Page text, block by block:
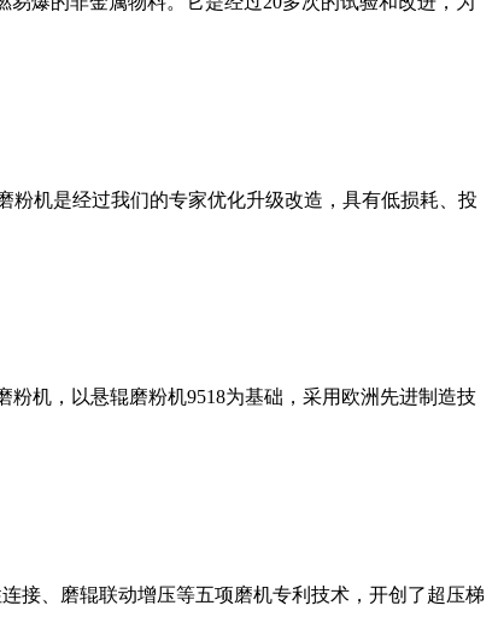
粉机是经过我们的专家优化升级改造，具有低损耗、投
机，以悬辊磨粉机9518为基础，采用欧洲先进制造技
接、磨辊联动增压等五项磨机专利技术，开创了超压梯